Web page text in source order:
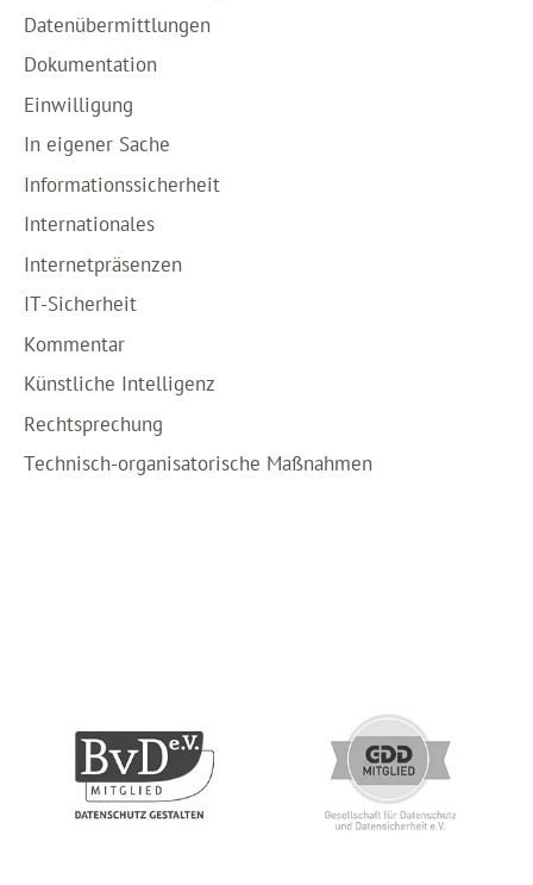
Datenübermittlungen
Dokumentation
Einwilligung
In eigener Sache
Informationssicherheit
Internationales
Internetpräsenzen
IT-Sicherheit
Kommentar
Künstliche Intelligenz
Rechtsprechung
Technisch-organisatorische Maßnahmen